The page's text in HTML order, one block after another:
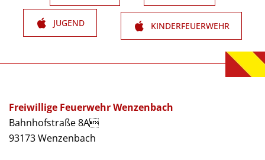
JUGEND KINDERFEUERWEHR
Freiwillige Feuerwehr Wenzenbach
Bahnhofstraße 8A
93173 Wenzenbach